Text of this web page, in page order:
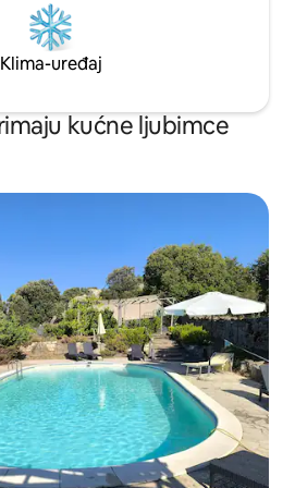
Klima-uređaj
kućne ljubimce